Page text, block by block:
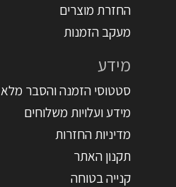
החזרת מוצרים
מעקב הזמנות
מידע
סטטוסי הזמנה והסבר מלא
מידע ועלויות משלוחים
מדיניות החזרות
תקנון האתר
קנייה בטוחה